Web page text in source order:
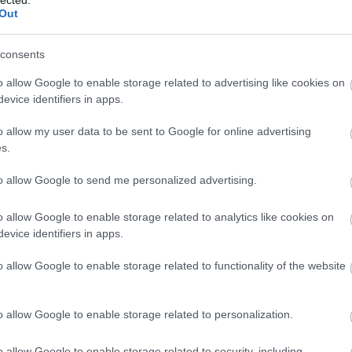
allow Google to enable storage related to advertising like cookies on
identifiers in apps.
allow my user data to be sent to Google for online advertising
allow Google to send me personalized advertising.
allow Google to enable storage related to analytics like cookies on
identifiers in apps.
allow Google to enable storage related to functionality of the website
allow Google to enable storage related to personalization.
most is itt van a
felkérése egy-egy magyar zenész,
aktuális zeneipari ember, emberek állítanak
először megjelenni. Szerepelt már benne Vitáris
Karataev, a Mörk, Lábas Viki, Somló Dani és
Showcase Hub szervezői, Szendrői Csaba, az
is, és volt két rendhagyó adás is a
és a legutóbbi nyertes induló előadókkal.
adomban, (akik
pedig a Qualitons, következik. Alább a
kiegészítve.
TOVÁBB
program